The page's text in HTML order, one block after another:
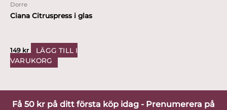
Dorre
Ciana Citruspress i glas
149 kr
LÄGG TILL I
VARUKORG
Få 50 kr på ditt första köp idag - Prenumerera på